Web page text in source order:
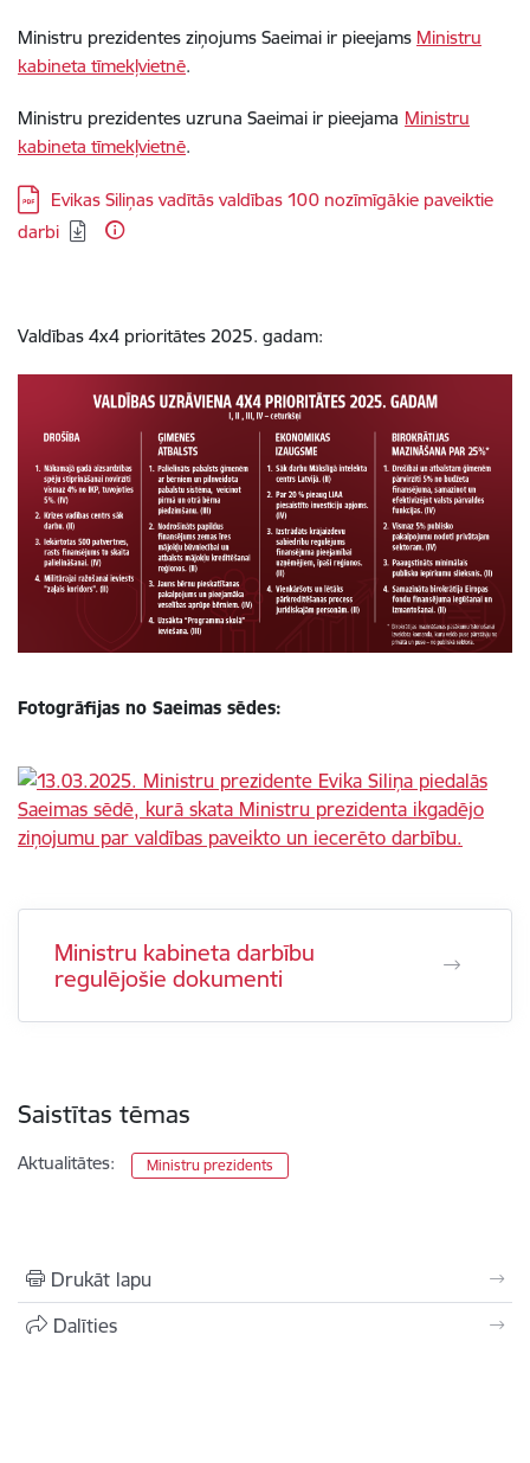
Ministru prezidentes ziņojums Saeimai ir pieejams Ministru
kabineta tīmekļvietnē.
Ministru prezidentes uzruna Saeimai ir pieejama Ministru
kabineta tīmekļvietnē.
Lejupielādēt:
Evikas Siliņas vadītās valdības 100 nozīmīgākie paveiktie
darbi
Valdības 4x4 prioritātes 2025. gadam:
Fotogrāfijas no Saeimas sēdes:
Ministru kabineta darbību
regulējošie dokumenti
Saistītas tēmas
Aktualitātes: Ministru prezidents
Drukāt lapu
Dalīties